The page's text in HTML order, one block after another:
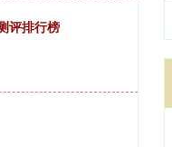
评排行榜